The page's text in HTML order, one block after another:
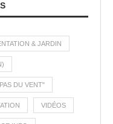
& JARDIN
DU VENT"
VIDÉOS